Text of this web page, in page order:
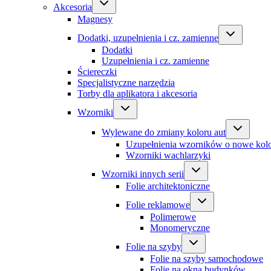
Akcesoria
Magnesy
Dodatki, uzupełnienia i cz. zamienne
Dodatki
Uzupełnienia i cz. zamienne
Ściereczki
Specjalistyczne narzędzia
Torby dla aplikatora i akcesoria
Wzorniki
Wylewane do zmiany koloru aut
Uzupełnienia wzorników o nowe
Wzorniki wachlarzyki
Wzorniki innych serii
Folie architektoniczne
Folie reklamowe
Polimerowe
Monomeryczne
Folie na szyby
Folie na szyby samochodowe